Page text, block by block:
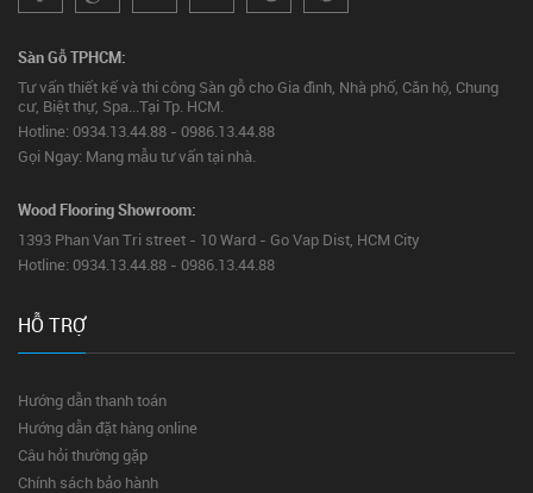
Sàn Gỗ TPHCM:
Tư vấn thiết kế và thi công Sàn gỗ cho Gia đình, Nhà phố, Căn hộ, Chung
cư, Biệt thự, Spa...Tại Tp. HCM.
Hotline: 0934.13.44.88 - 0986.13.44.88
Gọi Ngay: Mang mẫu tư vấn tại nhà.
Wood Flooring Showroom:
1393 Phan Van Tri street - 10 Ward - Go Vap Dist, HCM City
Hotline: 0934.13.44.88 - 0986.13.44.88
HỖ TRỢ
Hướng dẫn thanh toán
Hướng dẫn đặt hàng online
Câu hỏi thường gặp
Chính sách bảo hành